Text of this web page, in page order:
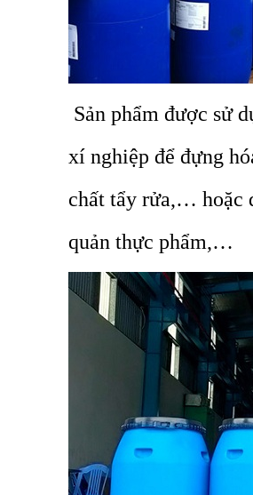
Sản phẩm được sử
xí nghiệp để đựng
chất tẩy rửa,… hoặc
quản thực phẩm,…